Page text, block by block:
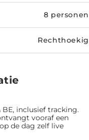
8 personen
Rechthoekig
inclusief tracking.
vooraf een
de dag zelf live